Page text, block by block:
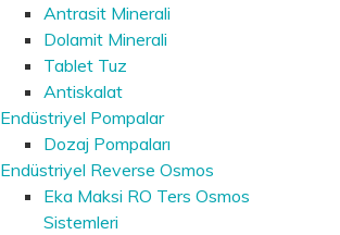
Antrasit Minerali
Dolamit Minerali
Tablet Tuz
Antiskalat
Endüstriyel Pompalar
Dozaj Pompaları
Endüstriyel Reverse Osmos
Eka Maksi RO Ters Osmos
Sistemleri